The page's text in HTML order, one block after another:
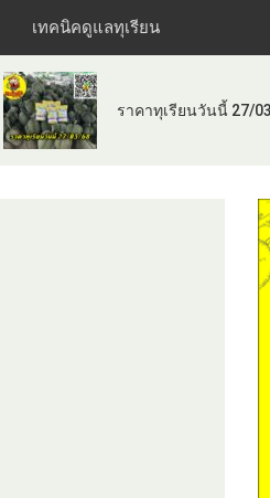
เทคนิคดูแลทุเรียน
ราคาทุเรียนวันนี้ 27/